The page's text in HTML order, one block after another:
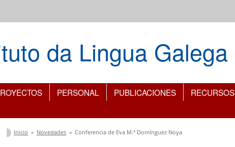
da Lingua Galega
PERSONAL PUBLICACIONES RECURSOS
Se encuentra usted aquí
Inicio » Novedades » Conferencia de Eva M.ª Domínguez Noya